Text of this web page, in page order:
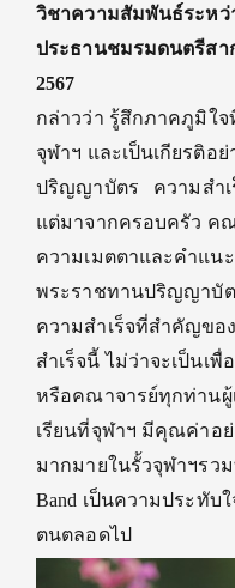
วิชาความสัมพันธ์ระหว่
ประธานชมรมดนตรีสา
2567
กล่าวว่า รู้สึกภาคภูมิใจ
จุฬาฯ และเป็นเกียรติอ
ปริญญาบัตร
ความสำ
แต่มาจากครอบครัว ค
ความเมตตาและคำแน
พระราชทานปริญญาบัต
ความสำเร็จที่สำคัญของ
สำเร็จนี้ ไม่ว่าจะเป็นเ
หรือคณาจารย์ทุกท่านผู้
เรียนที่จุฬาฯ มีคุณค่าอ
มากมายในรั้วจุฬาฯรว
Band เป็นความประทับ
ตนตลอดไป